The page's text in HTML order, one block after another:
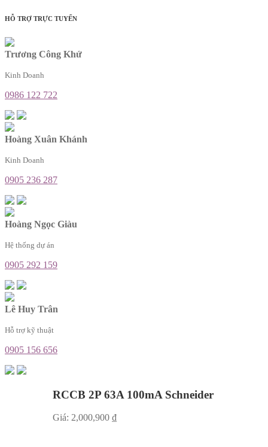
HỖ TRỢ TRỰC TUYẾN
Trương Công Khứ
Kinh Doanh
0986 122 722
Hoàng Xuân Khánh
Kinh Doanh
0905 236 287
Hoàng Ngọc Giàu
Hệ thống dự án
0905 292 159
Lê Huy Trân
Hỗ trợ kỹ thuật
0905 156 656
RCCB 2P 63A 100mA Schneider
Giá: 2,000,900 ₫